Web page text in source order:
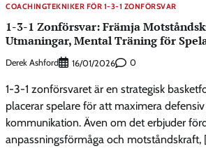
COACHINGTEKNIKER FÖR 1-3-1 ZONFÖRSVAR
1-3-1 Zonförsvar: Främja
Utmaningar, Mental Träning för
Derek Ashford 16/01/2026 0
1-3-1 zonförsvaret är en strategisk
placerar spelare för att maximera
kommunikation. Även om det erbjuder
anpassningsförmåga och motståndskraft,